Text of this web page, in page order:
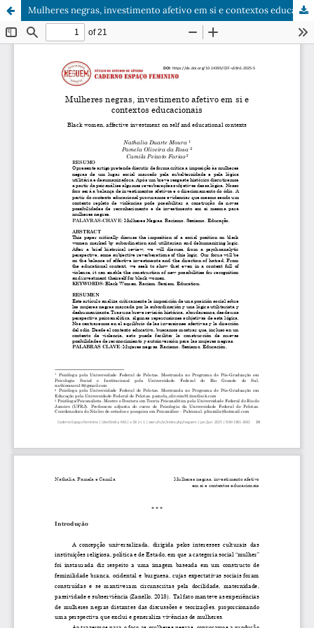
Mulheres negras, investimento afetivo em si e contextos educacionais